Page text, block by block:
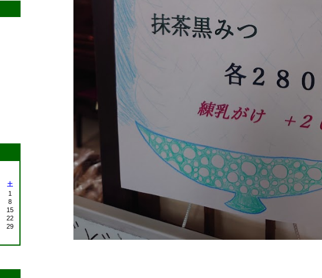
土
1
8
15
22
29